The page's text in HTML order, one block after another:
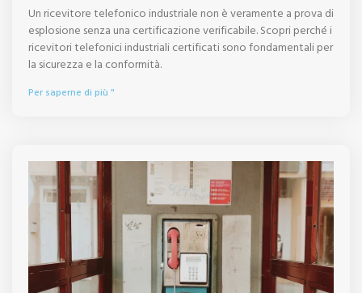
Un ricevitore telefonico industriale non è veramente a prova di
esplosione senza una certificazione verificabile. Scopri perché i
ricevitori telefonici industriali certificati sono fondamentali per
la sicurezza e la conformità.
Per saperne di più "